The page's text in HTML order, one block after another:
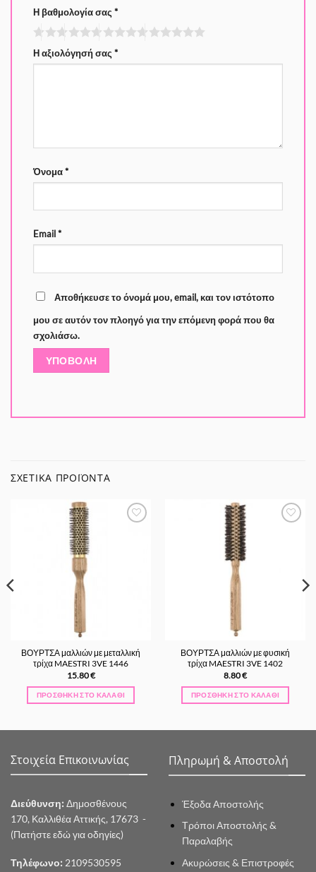
Η βαθμολογία σας *
Η αξιολόγησή σας *
Όνομα*
Email*
Αποθήκευσε το όνομά μου, email, και τον ιστότοπο
μου σε αυτόν τον πλοηγό για την επόμενη φορά που θα
σχολιάσω.
ΣΧΕΤΙΚΆ ΠΡΟΪΌΝΤΑ
ΒΟΥΡΤΣΑ μαλλιών με μεταλλική
τρίχα MAESTRI 3VE 1446
15.80€
ΠΡΟΣΘΉΚΗ ΣΤΟ ΚΑΛΆΘΙ
ΒΟΥΡΤΣΑ μαλλιών με φυσική
τρίχα MAESTRI 3VE 1402
8.80€
ΠΡΟΣΘΉΚΗ ΣΤΟ ΚΑΛΆΘΙ
Στοιχεία Επικοινωνίας
Διεύθυνση: Δημοσθένους
170, Καλλιθέα Αττικής, 17673 -
(Πατήστε εδώ για οδηγίες)
Τηλέφωνο: 2109530595
Πληρωμή & Αποστολή
Έξοδα Αποστολής
Τρόποι Αποστολής &
Παραλαβής
Ακυρώσεις & Επιστροφές